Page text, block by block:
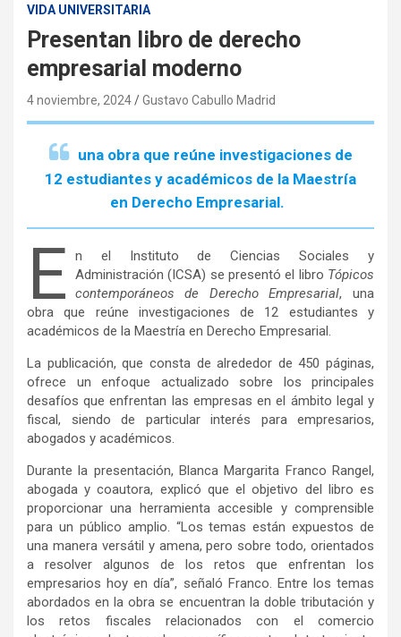
VIDA UNIVERSITARIA
Presentan libro de derecho
empresarial moderno
4 noviembre, 2024 Gustavo Cabullo Madrid
una obra que reúne investigaciones de
12 estudiantes y académicos de la Maestría
en Derecho Empresarial.
E
n el Instituto de Ciencias Sociales y
Administración (ICSA) se presentó el libro Tópicos
contemporáneos de Derecho Empresarial, una
obra que reúne investigaciones de 12 estudiantes y
académicos de la Maestría en Derecho Empresarial.
La publicación, que consta de alrededor de 450 páginas,
ofrece un enfoque actualizado sobre los principales
desafíos que enfrentan las empresas en el ámbito legal y
fiscal, siendo de particular interés para empresarios,
abogados y académicos.
Durante la presentación, Blanca Margarita Franco Rangel,
abogada y coautora, explicó que el objetivo del libro es
proporcionar una herramienta accesible y comprensible
para un público amplio. “Los temas están expuestos de
una manera versátil y amena, pero sobre todo, orientados
a resolver algunos de los retos que enfrentan los
empresarios hoy en día”, señaló Franco. Entre los temas
abordados en la obra se encuentran la doble tributación y
los retos fiscales relacionados con el comercio